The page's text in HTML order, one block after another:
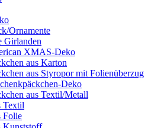
Ornamente
Girlanden
XMAS-Deko
aus Karton
aus Styropor mit Folienüberzug
Deko
aus Textil/Metall
Textil
Folie